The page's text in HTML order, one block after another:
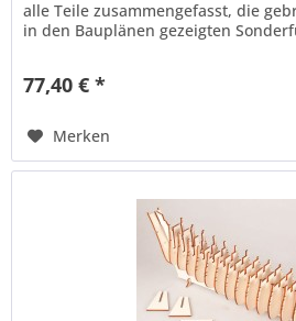
alle Teile zusammengefasst, die
in den Bauplänen gezeigten
77,40 € *
Merken